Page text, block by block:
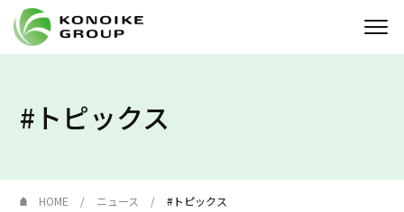
#トピックス
HOME ニュース #トピックス